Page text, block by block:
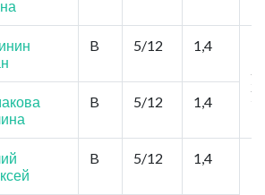
B 5/12 1,4
B 5/12 1,4
B 5/12 1,4